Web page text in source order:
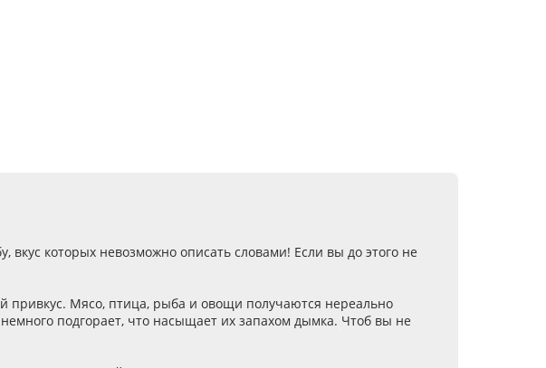
которых невозможно описать словами! Если вы до этого не
привкус. Мясо, птица, рыба и овощи получаются нереально
подгорает, что насыщает их запахом дымка. Чтоб вы не